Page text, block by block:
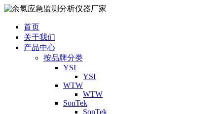
首页
关于我们
产品中心
按品牌分类
YSI
YSI
WTW
WTW
SonTek
SonTek